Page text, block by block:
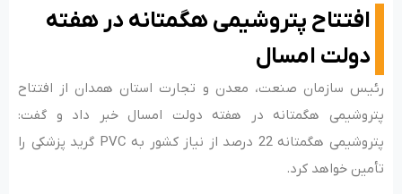
افتتاح پتروشیمی هگمتانه در هفته
دولت امسال
رئیس سازمان صنعت، معدن و تجارت استان همدان از افتتاح
پتروشیمی هگمتانه در هفته دولت امسال خبر داد و گفت:
پتروشیمی هگمتانه 22 درصد از نیاز کشور به PVC گرید پزشکی را
تأمین خواهد کرد.